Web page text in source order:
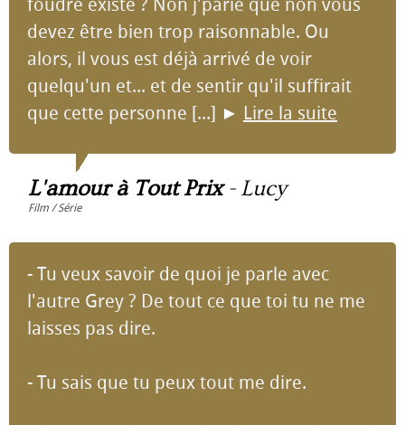
foudre existe ? Non j'parie que non vous
devez être bien trop raisonnable. Ou
alors, il vous est déjà arrivé de voir
quelqu'un et... et de sentir qu'il suffirait
que cette personne [...] ► Lire la suite
L'amour à Tout Prix- Lucy
Film / Série
- Tu veux savoir de quoi je parle avec
l'autre Grey ? De tout ce que toi tu ne me
laisses pas dire.
- Tu sais que tu peux tout me dire.